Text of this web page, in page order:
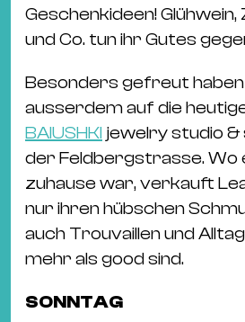
Geschenkideen!
und Co. tun ihr Gutes
Besonders gefreut
ausserdem auf die
BAIUSHKI jewelry studio &
der Feldbergstrasse. Wo
zuhause war, verkauft
nur ihren hübschen
auch Trouvaillen und
mehr als good sind.
SONNTAG